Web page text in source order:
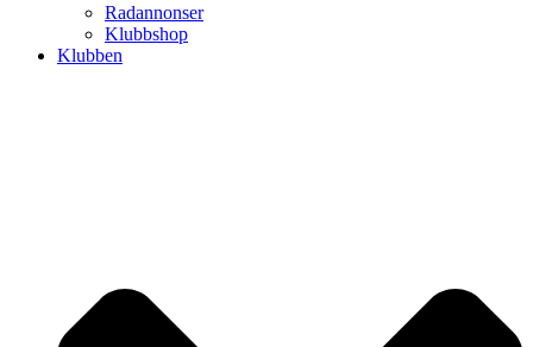
Radannonser
Klubbshop
Klubben